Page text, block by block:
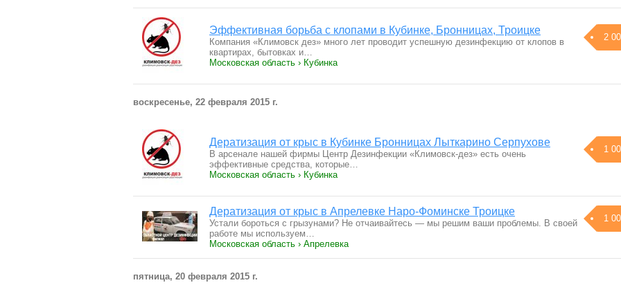
Эффективная борьба с клопами в Кубинке, Бронницах, Троицке
2
Компания «Климовск дез» много лет проводит успешную дезинфекцию от клопов в
квартирах, бытовках и…
Московская область › Кубинка
воскресенье, 22 февраля 2015 г.
Дератизация от крыс в Кубинке Бронницах Лыткарино Серпухове
1
В арсенале нашей фирмы Центр Дезинфекции «Климовск-дез» есть очень
эффективные средства, которые…
Московская область › Кубинка
Дератизация от крыс в Апрелевке Наро-Фоминске Троицке
1
Устали бороться с грызунами? Не отчаивайтесь — мы решим ваши проблемы. В своей
работе мы используем…
Московская область › Апрелевка
пятница, 20 февраля 2015 г.